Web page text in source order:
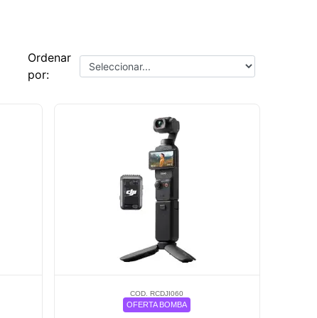
Ordenar
por:
COD. RCDJI060
OFERTA BOMBA